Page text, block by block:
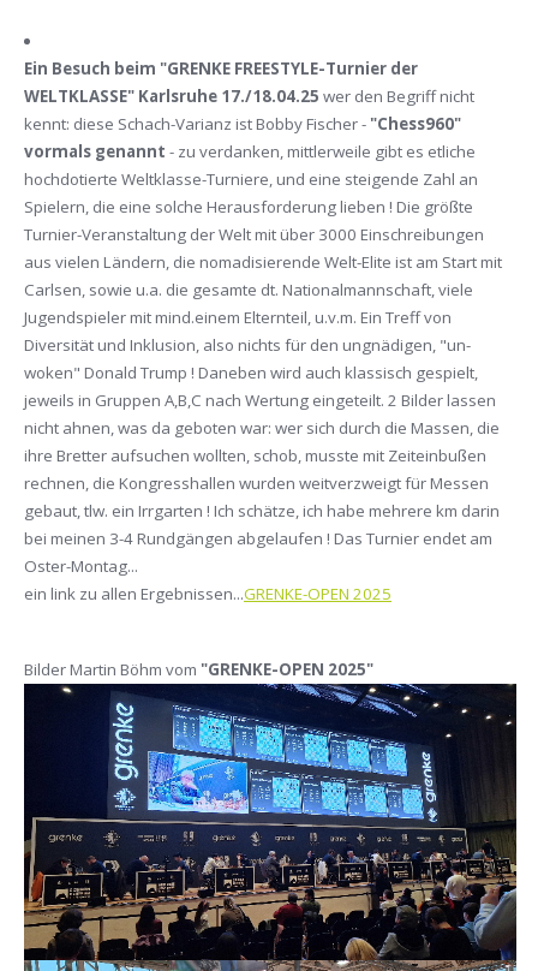
Ein Besuch beim "GRENKE FREESTYLE-Turnier der
WELTKLASSE" Karlsruhe 17./18.04.25 wer den Begriff nicht
kennt: diese Schach-Varianz ist Bobby Fischer - "Chess960"
vormals genannt - zu verdanken, mittlerweile gibt es etliche
hochdotierte Weltklasse-Turniere, und eine steigende Zahl an
Spielern, die eine solche Herausforderung lieben ! Die größte
Turnier-Veranstaltung der Welt mit über 3000 Einschreibungen
aus vielen Ländern, die nomadisierende Welt-Elite ist am Start mit
Carlsen, sowie u.a. die gesamte dt. Nationalmannschaft, viele
Jugendspieler mit mind.einem Elternteil, u.v.m. Ein Treff von
Diversität und Inklusion, also nichts für den ungnädigen, "un-
woken" Donald Trump ! Daneben wird auch klassisch gespielt,
jeweils in Gruppen A,B,C nach Wertung eingeteilt. 2 Bilder lassen
nicht ahnen, was da geboten war: wer sich durch die Massen, die
ihre Bretter aufsuchen wollten, schob, musste mit Zeiteinbußen
rechnen, die Kongresshallen wurden weitverzweigt für Messen
gebaut, tlw. ein Irrgarten ! Ich schätze, ich habe mehrere km darin
bei meinen 3-4 Rundgängen abgelaufen ! Das Turnier endet am
Oster-Montag...
ein link zu allen Ergebnissen...GRENKE-OPEN 2025
Bilder Martin Böhm vom "GRENKE-OPEN 2025"